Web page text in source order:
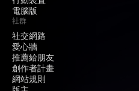
電腦版
社群
社交網路
愛心牆
推薦給朋友
創作者計畫
網站規則